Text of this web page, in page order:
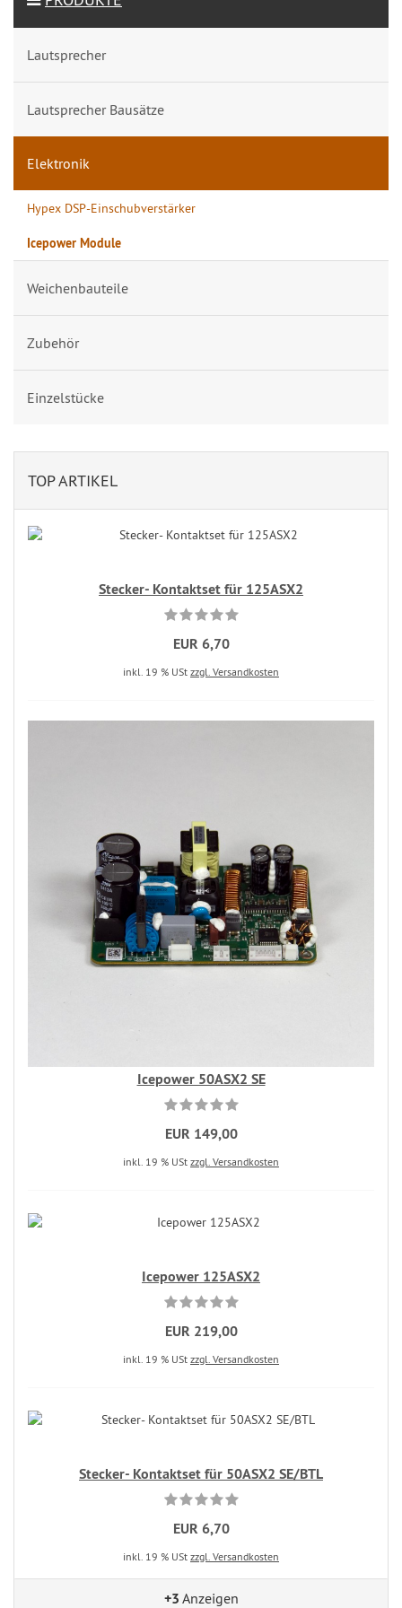
Lautsprecher
Lautsprecher Bausätze
Elektronik
Hypex DSP-Einschubverstärker
Icepower Module
Weichenbauteile
Zubehör
Einzelstücke
TOP ARTIKEL
Stecker- Kontaktset für 125ASX2
EUR 6,70
inkl. 19 % USt zzgl. Versandkosten
Icepower 50ASX2 SE
EUR 149,00
inkl. 19 % USt zzgl. Versandkosten
Icepower 125ASX2
EUR 219,00
inkl. 19 % USt zzgl. Versandkosten
Stecker- Kontaktset für 50ASX2 SE/BTL
EUR 6,70
inkl. 19 % USt zzgl. Versandkosten
+3 Anzeigen